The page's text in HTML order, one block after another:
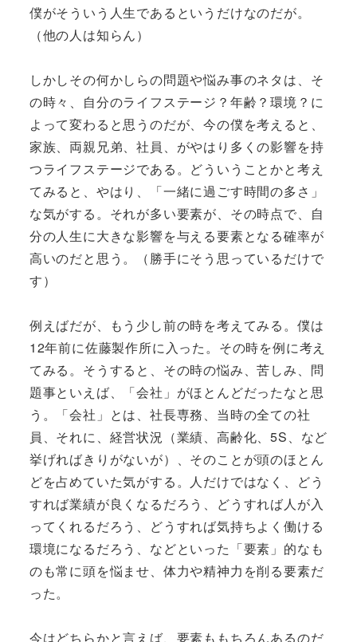
僕がそういう人生であるというだけなのだが。
（他の人は知らん）
しかしその何かしらの問題や悩み事のネタは、そ
の時々、自分のライフステージ？年齢？環境？に
よって変わると思うのだが、今の僕を考えると、
家族、両親兄弟、社員、がやはり多くの影響を持
つライフステージである。どういうことかと考え
てみると、やはり、「一緒に過ごす時間の多さ」
な気がする。それが多い要素が、その時点で、自
分の人生に大きな影響を与える要素となる確率が
高いのだと思う。（勝手にそう思っているだけで
す）
例えばだが、もう少し前の時を考えてみる。僕は
12年前に佐藤製作所に入った。その時を例に考え
てみる。そうすると、その時の悩み、苦しみ、問
題事といえば、「会社」がほとんどだったなと思
う。「会社」とは、社長専務、当時の全ての社
員、それに、経営状況（業績、高齢化、5S、など
挙げればきりがないが）、そのことが頭のほとん
どを占めていた気がする。人だけではなく、どう
すれば業績が良くなるだろう、どうすれば人が入
ってくれるだろう、どうすれば気持ちよく働ける
環境になるだろう、などといった「要素」的なも
のも常に頭を悩ませ、体力や精神力を削る要素だ
った。
今はどちらかと言えば、要素ももちろんあるのだ